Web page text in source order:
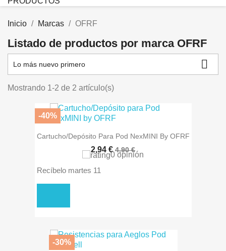
Inicio Marcas OFRF
Listado de productos por marca OFRF
Lo más nuevo primero 
Mostrando 1-2 de 2 artículo(s)
Cartucho/Depósito Para Pod NexMINI By OFRF
2,94 € 4,90 €
0 opinión
Recíbelo martes 11
-40%
-30%